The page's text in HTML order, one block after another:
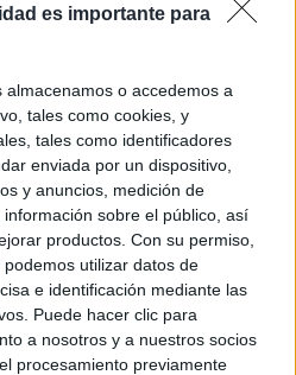
es importante para
o accedemos a
tales como cookies, y
tales como identificadores
enviada por un dispositivo,
y anuncios, medición de
sobre el público, así
productos. Con su permiso,
utilizar datos de
e identificación mediante las
Puede hacer clic para
a nosotros y a nuestros socios
procesamiento previamente